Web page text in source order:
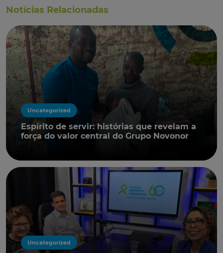
Notícias Relacionadas
Uncategorized
Espírito de servir: histórias que revelam a
força do valor central do Grupo Novonor
Uncategorized